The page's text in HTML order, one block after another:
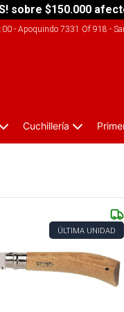
sobre $150.000
- Apoquindo 7331 Of 918 -
Cuchillería
ÚLTIMA UNIDAD